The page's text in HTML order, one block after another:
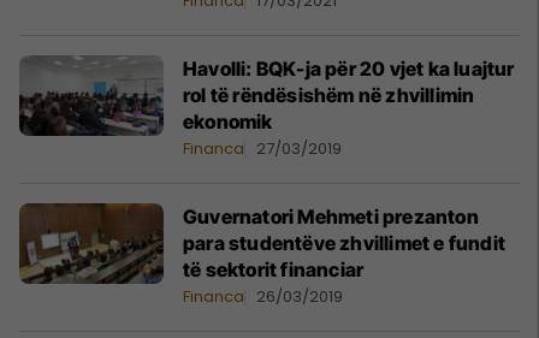
Havolli: BQK-ja për 20 vjet ka luajtur
rol të rëndësishëm në zhvillimin
ekonomik
Financa 27/03/2019
Guvernatori Mehmeti prezanton
para studentëve zhvillimet e fundit
të sektorit financiar
Financa 26/03/2019